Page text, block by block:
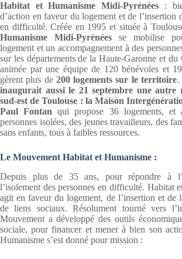
Habitat et Humanisme Midi-Pyrénées :
d’action en faveur du logement et de l’insertion
en difficulté. Créée en 1995 et située à
Humanisme Midi-Pyrénéesse mobilise
logement et un accompagnement à des
sur les départements de la Haute-Garonne et du
animée par une équipe de 120 bénévoles et
gèrent plus de 200 logements sur le territoire.
inaugurait aussi le 21 septembre une autre
sud-est de Toulouse : la Maison
Paul Fontanqui propose 36 logements, et
personnes isolées, des jeunes travailleurs, des
sans enfants, tous à faibles ressources.
Le Mouvement Habitat et Humanisme :
Depuis plus de 35 ans, pour répondre à
l’isolement des personnes en difficulté. Habitat
agit en faveur du logement, de l’insertion et de
de liens sociaux. Résolument tourné vers
Mouvement a développé des outils
sociale, pour financer et mener à bien son
Humanisme s’est donné pour mission :